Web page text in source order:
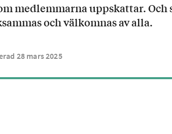
medlemmarna uppskattar. Och
och välkomnas av alla.
28 mars2025